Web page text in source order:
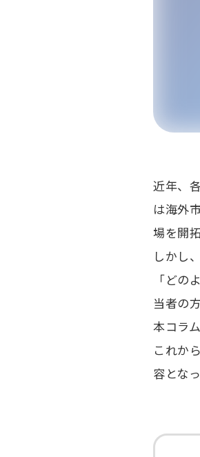
近年、
は海外
場を開
しかし
「ど
当者の
本コラ
これか
容とな